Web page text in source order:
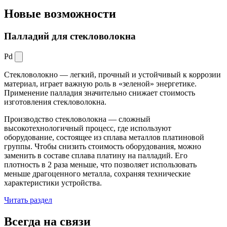
Новые возможности
Палладий для стекловолокна
Pd
Стекловолокно — легкий, прочный и устойчивый к коррозии
материал, играет важную роль в «зеленой» энергетике.
Применение палладия значительно снижает стоимость
изготовления стекловолокна.
Производство стекловолокна — сложный
высокотехнологичный процесс, где используют
оборудование, состоящее из сплава металлов платиновой
группы. Чтобы снизить стоимость оборудования, можно
заменить в составе сплава платину на палладий. Его
плотность в 2 раза меньше, что позволяет использовать
меньше драгоценного металла, сохраняя технические
характеристики устройства.
Читать раздел
Всегда на связи